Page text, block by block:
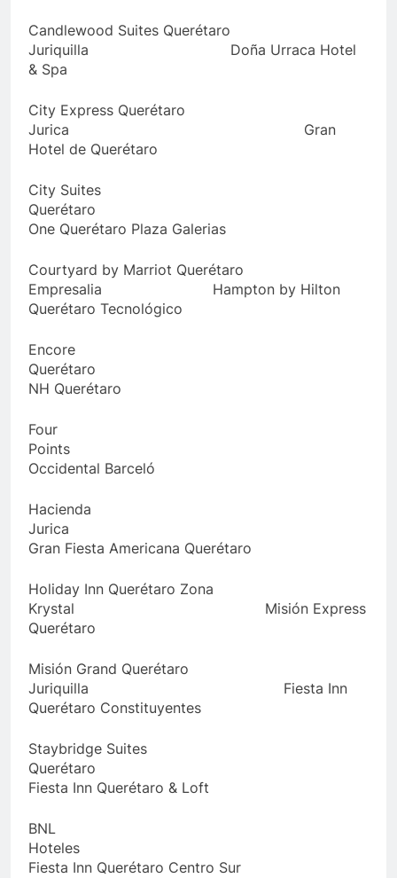
Candlewood Suites Querétaro
Juriquilla Doña Urraca Hotel
& Spa
City Express Querétaro
Jurica Gran
Hotel de Querétaro
City Suites
Querétaro
One Querétaro Plaza Galerias
Courtyard by Marriot Querétaro
Empresalia Hampton by Hilton
Querétaro Tecnológico
Encore
NH Querétaro
Four
Occidental Barceló
Hacienda
Gran Fiesta Americana Querétaro
Holiday Inn Querétaro Zona
Krystal Misión Express
Querétaro
Misión Grand Querétaro
Juriquilla Fiesta Inn
Querétaro Constituyentes
Staybridge Suites
Querétaro
Fiesta Inn Querétaro & Loft
BNL
Fiesta Inn Querétaro Centro Sur